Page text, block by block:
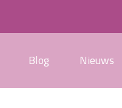
Blog Nieuws